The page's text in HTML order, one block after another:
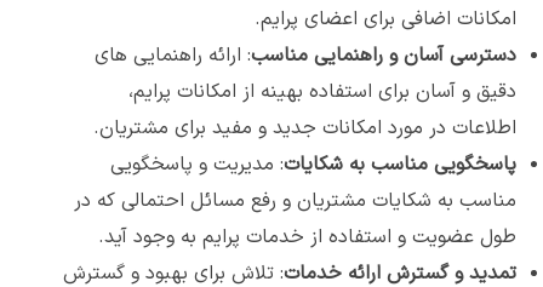
امکانات اضافی برای اعضای پرایم.
دسترسی آسان و راهنمایی مناسب: ارائه راهنمایی های
دقیق و آسان برای استفاده بهینه از امکانات پرایم،
اطلاعات در مورد امکانات جدید و مفید برای مشتریان.
پاسخگویی مناسب به شکایات: مدیریت و پاسخگویی
مناسب به شکایات مشتریان و رفع مسائل احتمالی که در
طول عضویت و استفاده از خدمات پرایم به وجود آید.
تمدید و گسترش ارائه خدمات: تلاش برای بهبود و گسترش